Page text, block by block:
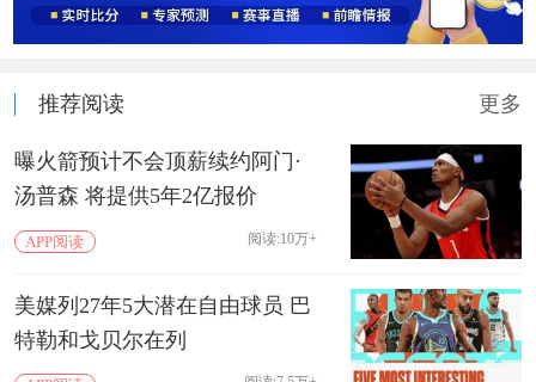
推荐阅读 更多
曝火箭预计不会顶薪续约阿门·
汤普森 将提供5年2亿报价
APP阅读 阅读:10万+
美媒列27年5大潜在自由球员 巴
特勒和戈贝尔在列